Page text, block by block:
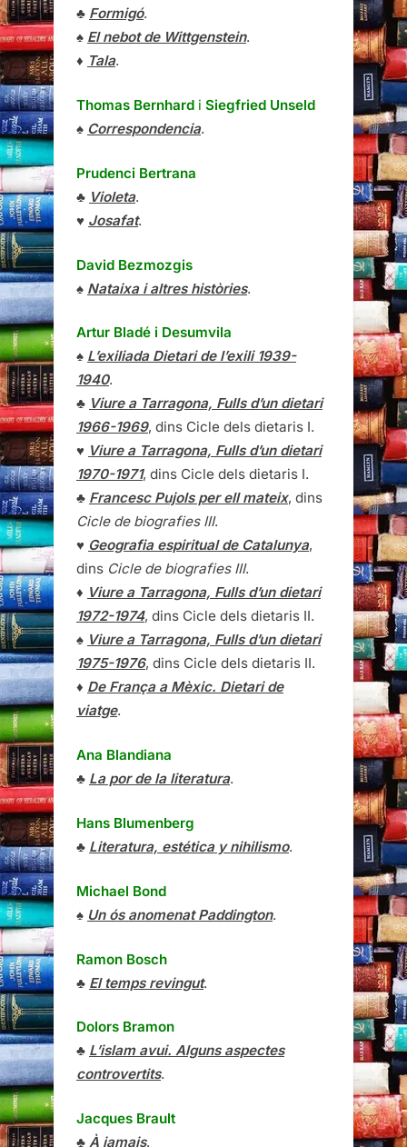
♣ Formigó.
♠ El nebot de Wittgenstein.
♦ Tala.
Thomas Bernhard i Siegfried Unseld
♠ Correspondencia.
Prudenci Bertrana
♣ Violeta.
♥ Josafat.
David Bezmozgis
♠ Nataixa i altres històries.
Artur Bladé i Desumvila
♠ L’exiliada Dietari de l’exili 1939-
1940.
♣ Viure a Tarragona, Fulls d’un dietari
1966-1969, dins Cicle dels dietaris I.
♥ Viure a Tarragona, Fulls d’un dietari
1970-1971, dins Cicle dels dietaris I.
♣ Francesc Pujols per ell mateix, dins
Cicle de biografies III.
♥ Geografia espiritual de Catalunya,
dins Cicle de biografies III.
♦ Viure a Tarragona, Fulls d’un dietari
1972-1974, dins Cicle dels dietaris II.
♠ Viure a Tarragona, Fulls d’un dietari
1975-1976, dins Cicle dels dietaris II.
♦ De França a Mèxic. Dietari de
viatge.
Ana Blandiana
♣ La por de la literatura.
Hans Blumenberg
♣ Literatura, estética y nihilismo.
Michael Bond
♠ Un ós anomenat Paddington.
Ramon Bosch
♣ El temps revingut.
Dolors Bramon
♣ L’islam avui. Alguns aspectes
controvertits.
Jacques Brault
♣ À jamais.